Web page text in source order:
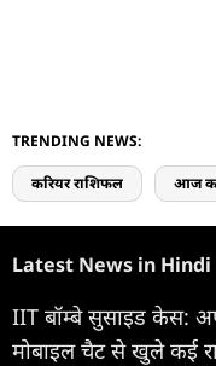
TRENDING NEWS:
करियर राशिफल आज
Latest News in Hindi
IIT बॉम्बे सुसाइड केस:
मोबाइल चैट से खुले कई